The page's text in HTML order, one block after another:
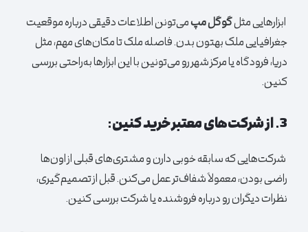
ابزارهایی مثلگوگل مپمی‌تونن اطلاعات دقیقی درباره موقعیت
جغرافیایی ملک بهتون بدن. فاصله ملک تا مکان‌های مهم، مثل
دریا، فرودگاه یا مرکز شهر رو می‌تونین با این ابزارها به‌راحتی بررسی
کنین.
3. از شرکت‌های معتبر خرید کنین:
شرکت‌هایی که سابقه خوبی دارن و مشتری‌های قبلی از اون‌ها
راضی بودن، معمولاً شفاف‌تر عمل می‌کنن. قبل از تصمیم‌گیری،
نظرات دیگران رو درباره فروشنده یا شرکت بررسی کنین.